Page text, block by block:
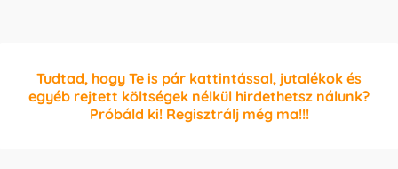
Tudtad, hogy Te is pár kattintással, jutalékok és
egyéb rejtett költségek nélkül hirdethetsz nálunk?
Próbáld ki! Regisztrálj még ma!!!